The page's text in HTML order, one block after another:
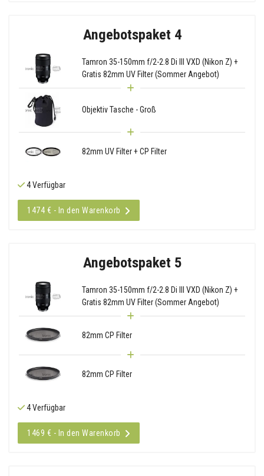
Angebotspaket 4
Tamron 35-150mm f/2-2.8 Di III VXD (Nikon Z) +
Gratis 82mm UV Filter (Sommer Angebot)
Objektiv Tasche - Groß
82mm UV Filter + CP Filter
4 Verfügbar
1474 € - In den Warenkorb
Angebotspaket 5
Tamron 35-150mm f/2-2.8 Di III VXD (Nikon Z) +
Gratis 82mm UV Filter (Sommer Angebot)
82mm CP Filter
82mm CP Filter
4 Verfügbar
1469 € - In den Warenkorb